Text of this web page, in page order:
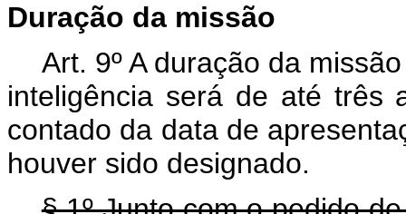
Duração da missão
Art. 9º A duração da
inteligência será de até três
contado da data de
houver sido designado.